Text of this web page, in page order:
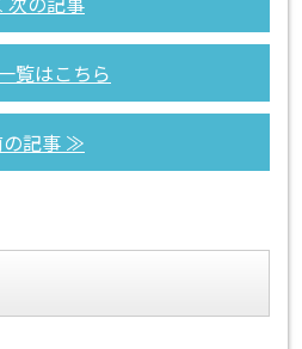
覧はこちら
記事 ≫